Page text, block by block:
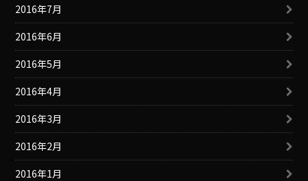
2016年7月
2016年6月
2016年5月
2016年4月
2016年3月
2016年2月
2016年1月